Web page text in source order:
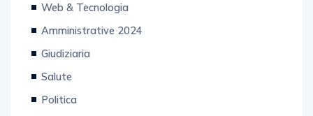
Amministrative 2024
Giudiziaria
Salute
Politica
Tecnologia